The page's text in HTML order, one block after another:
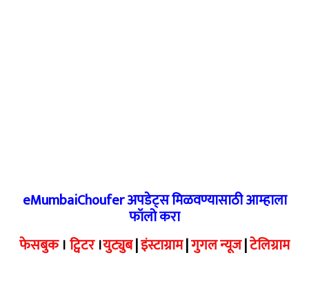
eMumbaiChoufer अपडेट्स मिळवण्यासाठी आम्हाला
फॉलो करा
फेसबुक।ट्विटर।युट्युब|इंस्टाग्राम|गुगल न्यूज|टेलिग्राम